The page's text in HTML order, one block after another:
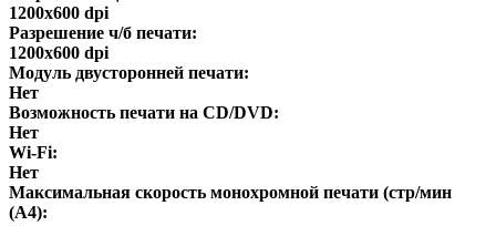
1200x600 dpi
Разрешение ч/б печати:
1200x600 dpi
Модуль двусторонней печати:
Нет
Возможность печати на CD/DVD:
Нет
Wi-Fi:
Нет
Максимальная скорость монохромной печати (стр/мин
(A4):